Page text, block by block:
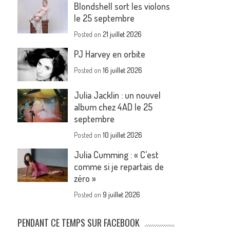
Blondshell sort les violons
le 25 septembre
Posted on21 juillet 2026
PJ Harvey en orbite
Posted on16 juillet 2026
Julia Jacklin : un nouvel
album chez 4AD le 25
septembre
Posted on10 juillet 2026
Julia Cumming : « C’est
comme si je repartais de
zéro »
Posted on9 juillet 2026
PENDANT CE TEMPS SUR FACEBOOK